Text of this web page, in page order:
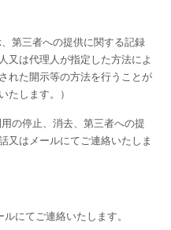
第三者への提供に関する記録
又は代理人が指定した方法によ
れた開示等の方法を行うことが
たします。）
の停止、消去、第三者への提
又はメールにてご連絡いたしま
にてご連絡いたします。